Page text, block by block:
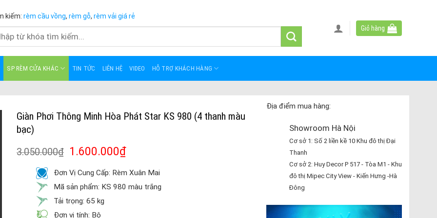
kiếm: rèm cầu vồng, rèm gỗ, rèm vải giá rẻ
Giỏ hàng
SP RÈM CỬA KHÁC TIN TỨC LIÊN HỆ VIDEO HỖ TRỢ KHÁCH HÀNG
Giàn Phơi Thông Minh Hòa Phát Star KS 980 (4 thanh màu
bạc)
3.050.000₫ 1.600.000₫
Đơn Vị Cung Cấp: Rèm Xuân Mai
Mã sản phẩm: KS 980 màu trắng
Tải trọng: 65 kg
Đơn vị tính: Bộ
Địa điểm mua hàng:
Showroom Hà Nội
Cơ sở 1: Số 2 liền kề 10 Khu đô thị Đại
Thanh
Cơ sở 2: Huy Decor P 517 - Tòa M1 - Khu
đô thị Mipec City View - Kiến Hưng -Hà
Đông